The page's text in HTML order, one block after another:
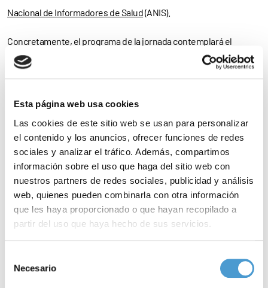
Esta página web usa cookies
Las cookies de este sitio web se usan para personalizar
el contenido y los anuncios, ofrecer funciones de redes
sociales y analizar el tráfico. Además, compartimos
información sobre el uso que haga del sitio web con
nuestros partners de redes sociales, publicidad y análisis
web, quienes pueden combinarla con otra información
que les haya proporcionado o que hayan recopilado a
partir del uso que haya hecho de sus servicios.
de cookies
Necesario
Nacional de Informadores de Salud(ANIS).
Concretamente, el programa de la jornada contemplará el
desarrollo de las mesas redondas ‘Leucemia mieloide aguda:
¿qué sabemosde la enfermedad y su tratamiento?’, ‘La
información y la relación con elequipo asistencial
el diagnóstico
: ¿qué podemos hacer?’.
consultar el programade la jornada,
La asistencia a la jornada es totalmente libre y gratuita
hasta
completar el aforo. También puedesreservar tu plazaa través de
este enlace.
son ya miembros activos de Somos